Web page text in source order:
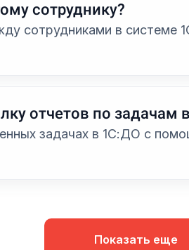
сотруднику?
сотрудниками в системе
отчетов по задачам
задачах в 1С:ДО с
Показать еще